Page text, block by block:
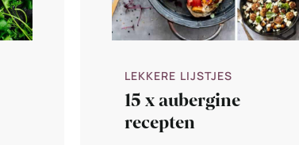
LEKKERE LIJSTJES
15 x aubergine
recepten